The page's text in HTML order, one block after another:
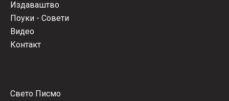
Издаваштво
Поуки - Совети
Видео
Контакт
Свето Писмо